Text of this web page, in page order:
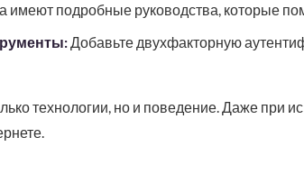
имеют подробные руководства, которые
Добавьте двухфакторную
технологии, но и поведение. Даже при